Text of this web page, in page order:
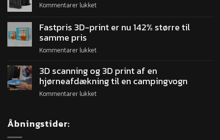
Kommentarer lukket
Fastpris 3D-print er nu 142% større til
samme pris
Kommentarer lukket
3D scanning og 3D print af en
hjørneafdækning til en campingvogn
Kommentarer lukket
Åbningstider: